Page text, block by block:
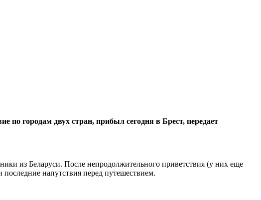
по городам двух стран, прибыл сегодня в Брест, передает
из Беларуси. После непродолжительного приветствия (у них еще
напутствия перед путешествием.